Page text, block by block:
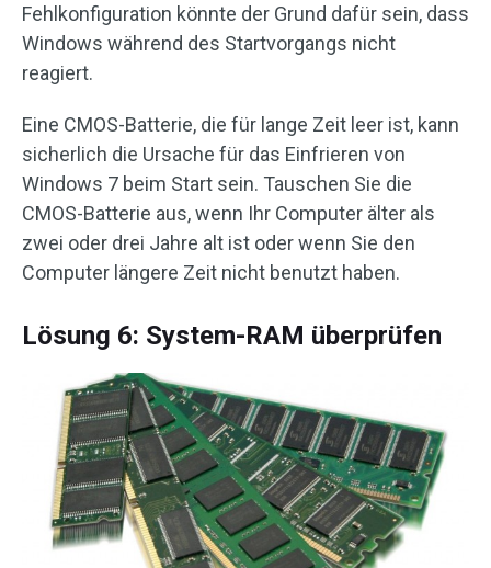
Fehlkonfiguration könnte der Grund dafür sein, dass
Windows während des Startvorgangs nicht
reagiert.
Eine CMOS-Batterie, die für lange Zeit leer ist, kann
sicherlich die Ursache für das Einfrieren von
Windows 7 beim Start sein. Tauschen Sie die
CMOS-Batterie aus, wenn Ihr Computer älter als
zwei oder drei Jahre alt ist oder wenn Sie den
Computer längere Zeit nicht benutzt haben.
Lösung 6: System-RAM überprüfen